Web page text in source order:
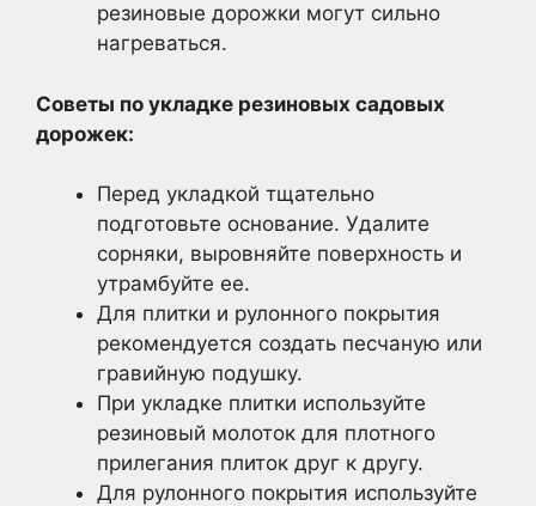
резиновые дорожки могут сильно
нагреваться.
Советы по укладке резиновых садовых
дорожек:
Перед укладкой тщательно
подготовьте основание. Удалите
сорняки, выровняйте поверхность и
утрамбуйте ее.
Для плитки и рулонного покрытия
рекомендуется создать песчаную или
гравийную подушку.
При укладке плитки используйте
резиновый молоток для плотного
прилегания плиток друг к другу.
Для рулонного покрытия используйте